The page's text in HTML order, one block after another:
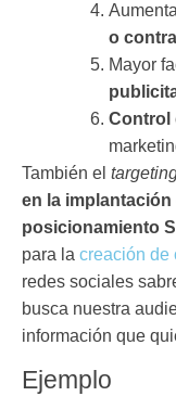
o
Mayor
Control
También el
en la implantación
posicionamiento
para la creación de
redes sociales
busca nuestra
información que
Ejemplo